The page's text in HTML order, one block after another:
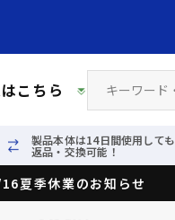
こちら
製品本体は14日間使用しても
返品・交換可能！
夏季休業のお知らせ